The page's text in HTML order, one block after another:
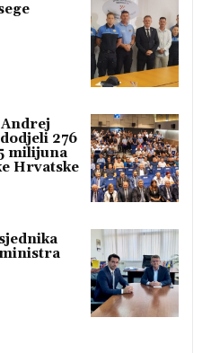
276
milijuna
Hrvatske